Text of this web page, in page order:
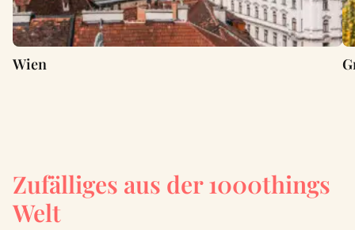
Wien
Zufälliges aus der 1000things
Welt